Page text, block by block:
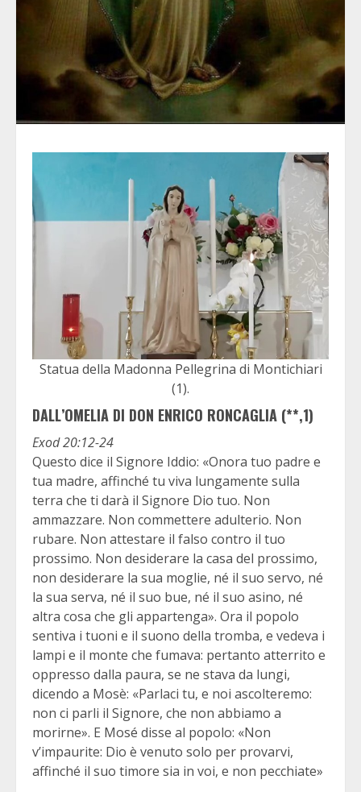
Statua della Madonna Pellegrina di Montichiari
(1).
DALL’OMELIA DI DON ENRICO RONCAGLIA (**,1)
Exod 20:12-24
Questo dice il Signore Iddio: «Onora tuo padre e
tua madre, affinché tu viva lungamente sulla
terra che ti darà il Signore Dio tuo. Non
ammazzare. Non commettere adulterio. Non
rubare. Non attestare il falso contro il tuo
prossimo. Non desiderare la casa del prossimo,
non desiderare la sua moglie, né il suo servo, né
la sua serva, né il suo bue, né il suo asino, né
altra cosa che gli appartenga». Ora il popolo
sentiva i tuoni e il suono della tromba, e vedeva i
lampi e il monte che fumava: pertanto atterrito e
oppresso dalla paura, se ne stava da lungi,
dicendo a Mosè: «Parlaci tu, e noi ascolteremo:
non ci parli il Signore, che non abbiamo a
morirne». E Mosé disse al popolo: «Non
v’impaurite: Dio è venuto solo per provarvi,
affinché il suo timore sia in voi, e non pecchiate»